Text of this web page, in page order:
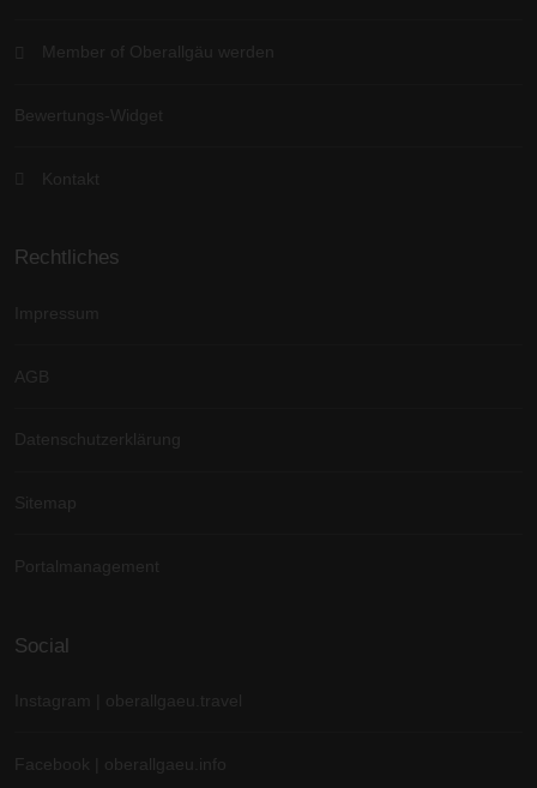
Member of Oberallgäu werden
Bewertungs-Widget
Kontakt
Rechtliches
Impressum
AGB
Datenschutzerklärung
Sitemap
Portalmanagement
Social
Instagram | oberallgaeu.travel
Facebook | oberallgaeu.info